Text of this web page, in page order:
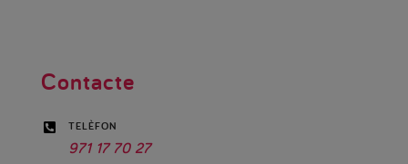
Contacte
 TELÈFON
971 17 70 27